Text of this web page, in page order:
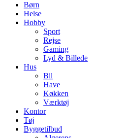
Børn
Helse
Hobby
Sport
Rejse
Gaming
Lyd & Billede
Hus
Bil
Have
Køkken
Værktøj
Kontor
Tøj
Byggetilbud